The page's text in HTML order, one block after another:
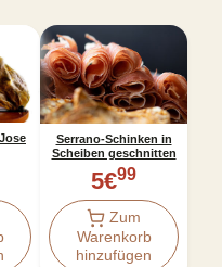
Serrano-Schinken in
Scheiben geschnitten
5€99
Zum
Warenkorb
hinzufügen